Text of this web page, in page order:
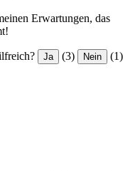
Erwartungen, das
Ja (3) Nein (1)